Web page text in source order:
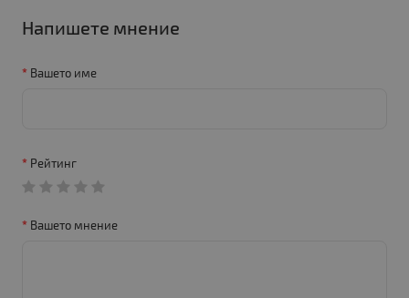
Напишете мнение
Вашето име
Рейтинг
Вашето мнение